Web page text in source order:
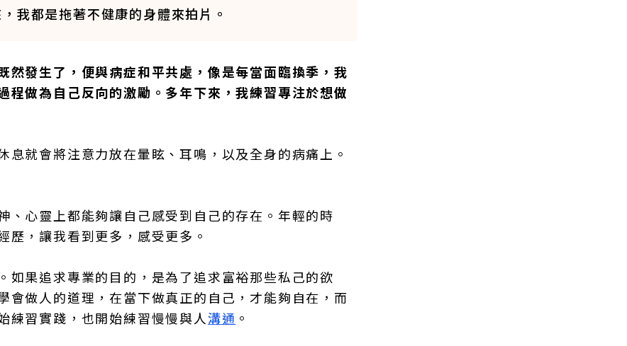
我都是拖著不健康的身體來拍片。
然發生了，便與病症和平共處，像是每當面臨換季，我
程做為自己反向的激勵。多年下來，我練習專注於想做
就會將注意力放在暈眩、耳鳴，以及全身的病痛上。
、心靈上都能夠讓自己感受到自己的存在。年輕的時
歷，讓我看到更多，感受更多。
果追求專業的目的，是為了追求富裕那些私己的欲
會做人的道理，在當下做真正的自己，才能夠自在，而
練習實踐，也開始練習慢慢與人溝通 。